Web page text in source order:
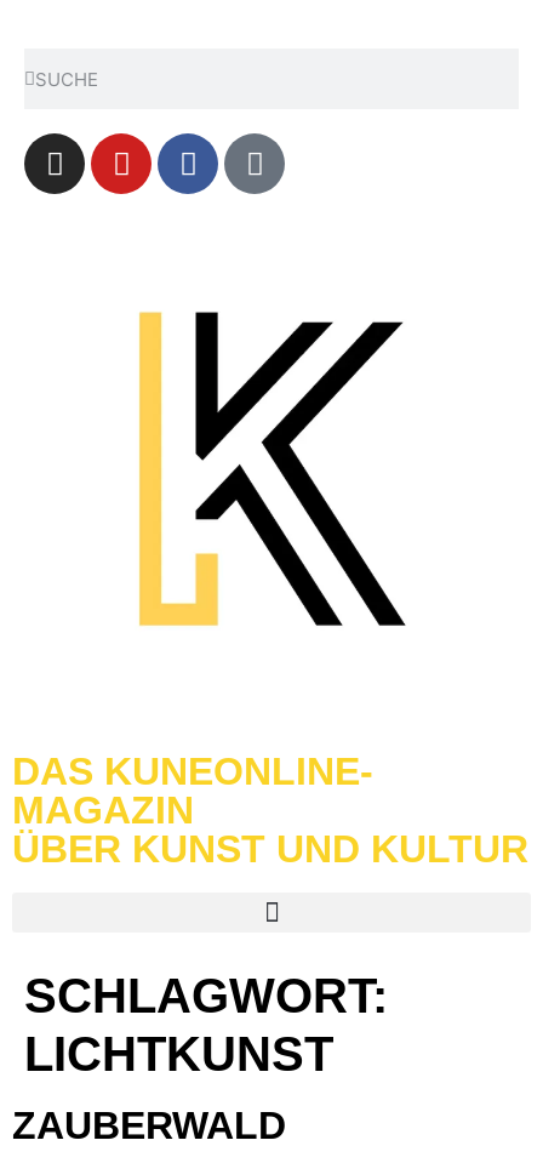
DAS KUNEONLINE-
MAGAZIN
ÜBER KUNST UND KULTUR
SCHLAGWORT:
LICHTKUNST
ZAUBERWALD